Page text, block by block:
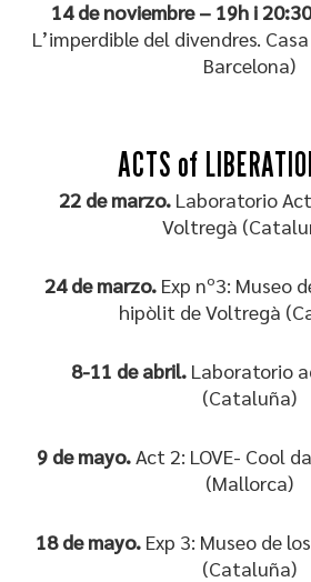
14 de noviembre – 19h i
L’imperdible del divendres.
Barcelona)
ACTS of
22 de marzo. Laboratorio
Voltregà
24 de marzo. Exp nº3: Museo
hipòlit de Voltregà
8-11 de abril. Laboratorio
(Cataluña)
9 de mayo.Act 2: LOVE- Cool
(Mallorca)
18 de mayo. Exp 3: Museo de
(Cataluña)